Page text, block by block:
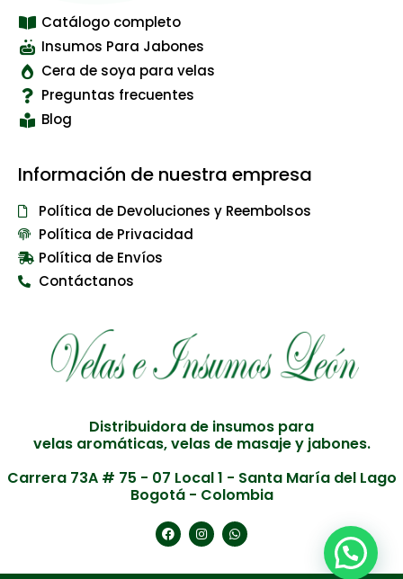
Catálogo completo
Insumos Para Jabones
Cera de soya para velas
Preguntas frecuentes
Blog
Información de nuestra empresa
Política de Devoluciones y Reembolsos
Política de Privacidad
Política de Envíos
Contáctanos
Distribuidora de insumos para
velas aromáticas, velas de masaje y jabones.
Carrera 73A # 75 - 07 Local 1 - Santa María del Lago
Bogotá - Colombia